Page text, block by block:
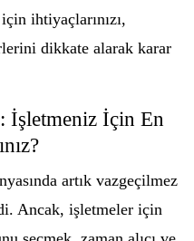
ihtiyaçlarınızı,
dikkate alarak karar
İşletmeniz İçin En
artık vazgeçilmez
Ancak, işletmeler için